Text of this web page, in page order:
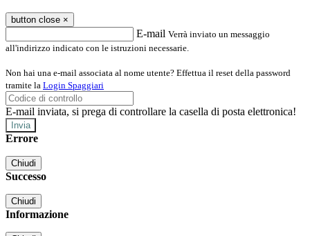
button close ×
E-mail Verrà inviato un messaggio
all'indirizzo indicato con le istruzioni necessarie.
Non hai una e-mail associata al nome utente? Effettua il reset della password
tramite la Login Spaggiari
E-mail inviata, si prega di controllare la casella di posta elettronica!
Errore
Chiudi
Successo
Chiudi
Informazione